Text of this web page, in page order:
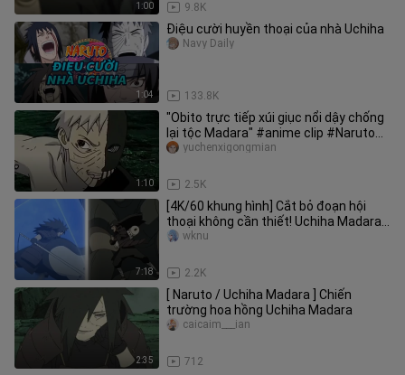
1:00 9.8K
1:04
Điệu cười huyền thoại của nhà Uchiha
133.8K
Navy Daily
1:10
"Obito trực tiếp xúi giục nổi dậy chống
lại tộc Madara" #anime clip #Naruto
#Uchiha Obito
2.5K
yuchenxigongmian
7:18
[4K/60 khung hình] Cắt bỏ đoạn hội
thoại không cần thiết! Uchiha Madara
đấu với Hashirama! Một cuộc
2.2K
wknu
2:35
[ Naruto / Uchiha Madara ] Chiến
trường hoa hồng Uchiha Madara
712
caicaim___ian